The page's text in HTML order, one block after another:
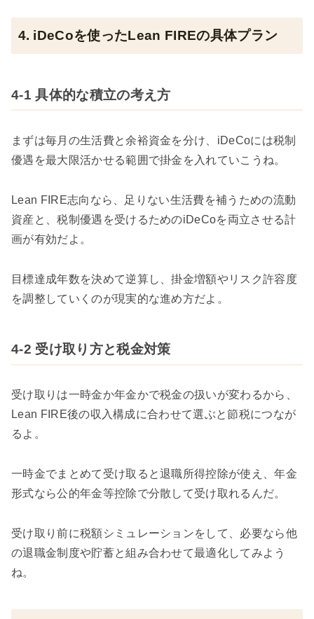
4. iDeCoを使ったLean FIREの具体プラン
4-1 具体的な積立の考え方
まずは毎月の生活費と余裕資金を分け、iDeCoには税制
優遇を最大限活かせる範囲で掛金を入れていこうね。
Lean FIRE志向なら、足りない生活費を補うための流動
資産と、税制優遇を受けるためのiDeCoを両立させる計
画が有効だよ。
目標達成年数を決めて逆算し、掛金増額やリスク許容度
を調整していくのが現実的な進め方だよ。
4-2 受け取り方と税金対策
受け取りは一時金か年金かで税金の扱いが変わるから、
Lean FIRE後の収入構成に合わせて選ぶと節税につなが
るよ。
一時金でまとめて受け取ると退職所得控除が使え、年金
形式なら公的年金等控除で分散して受け取れるんだ。
受け取り前に税額シミュレーションをして、必要なら他
の退職金制度や貯蓄と組み合わせて最適化してみよう
ね。